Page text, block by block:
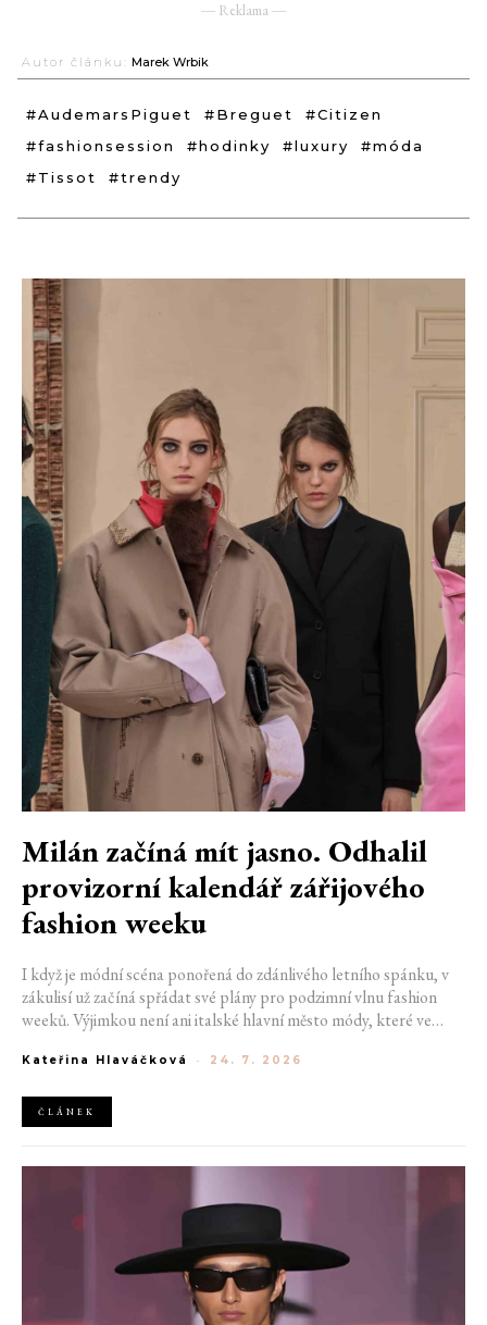
― Reklama ―
Autor článku: Marek Wrbik
#AudemarsPiguet #Breguet
#Citizen
#fashionsession
#hodinky #luxury
#móda
#Tissot
#trendy
Milán začíná mít jasno. Odhalil
provizorní kalendář zářijového
fashion weeku
I když je módní scéna ponořená do zdánlivého letního spánku, v
zákulisí už začíná spřádat své plány pro podzimní vlnu fashion
weeků. Výjimkou není ani italské hlavní město módy, které ve
22. do 28. září přivítá tradiční jména, pozornost však zaměří
Moschino.
Kateřina Hlaváčková - 24. 7. 2026
ČLÁNEK